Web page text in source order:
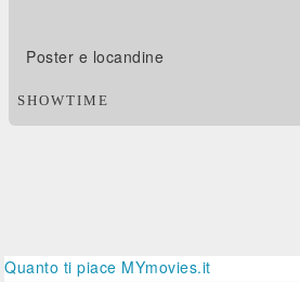
Poster e locandine
SHOWTIME
Quanto ti piace MYmovies.it